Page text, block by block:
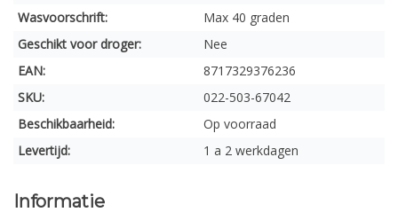
Wasvoorschrift:
Max 40 graden
Geschikt voor droger:
Nee
EAN:
8717329376236
SKU:
022-503-67042
Beschikbaarheid:
Op voorraad
Levertijd:
1 a 2 werkdagen
Informatie